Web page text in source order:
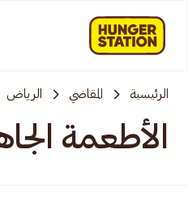
الرئيسية المقاضي الرياض
الأطعمة